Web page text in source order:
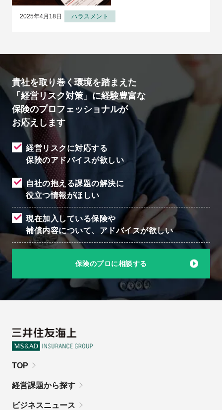
2025年4月18日 ハラスメント
貴社を取り巻く環境を踏まえた
「経営リスク対策」に経験豊富な
保険のプロフェッショナルが
お応えします
経営リスクに対応する
保険のアドバイスが欲しい
自社の抱える課題の解決に
役立つ情報がほしい
現在加入している保険や
補償内容について、 アドバイスが欲しい
保険のプロに相談する
TOP
経営課題から探す
ビジネスニュース